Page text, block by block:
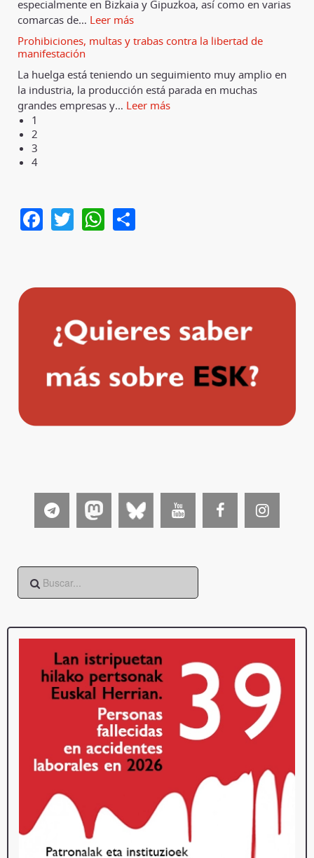
especialmente en Bizkaia y Gipuzkoa, así como en varias
comarcas de… Leer más
Prohibiciones, multas y trabas contra la libertad de
manifestación
La huelga está teniendo un seguimiento muy amplio en
la industria, la producción está parada en muchas
grandes empresas y… Leer más
1
2
3
4
Facebook
TwitterWhatsApp